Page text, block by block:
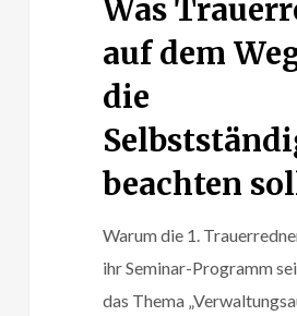
Was
auf dem
die
beachten
Warum die 1.
ihr Seminar-Programm
das Thema